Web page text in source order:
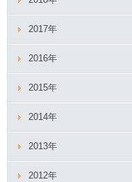
2017年
2016年
2015年
2014年
2013年
2012年